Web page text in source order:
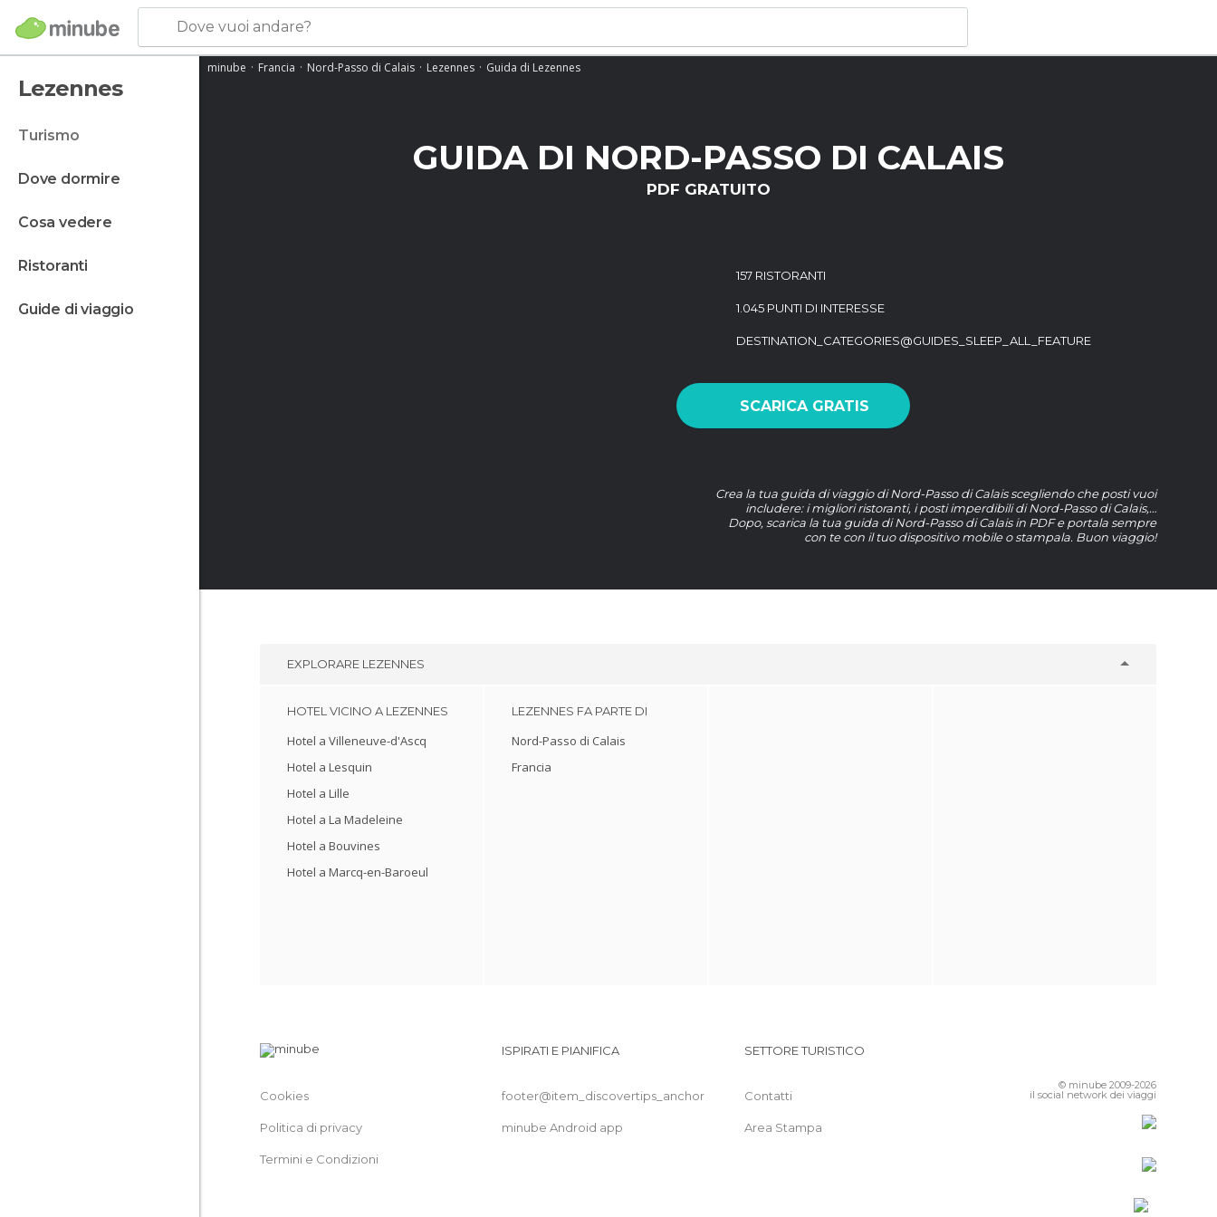
Dove vuoi andare?
Lezennes
turismo
dove dormire
cosa vedere
ristoranti
guide di viaggio
minube Francia Nord-Passo di Calais Lezennes Guida di Lezennes
GUIDA DI NORD-PASSO DI CALAIS
PDF GRATUITO
157 RISTORANTI
1.045 PUNTI DI INTERESSE
DESTINATION_CATEGORIES@GUIDES_SLEEP_ALL_FEATURE
SCARICA GRATIS
Crea la tua guida di viaggio di Nord-Passo di Calais scegliendo che posti vuoi
includere: i migliori ristoranti, i posti imperdibili di Nord-Passo di Calais,…
Dopo, scarica la tua guida di Nord-Passo di Calais in PDF e portala sempre
con te con il tuo dispositivo mobile o stampala. Buon viaggio!
EXPLORARE LEZENNES
HOTEL VICINO A LEZENNES
Hotel a Villeneuve-d'Ascq
Hotel a Lesquin
Hotel a Lille
Hotel a La Madeleine
Hotel a Bouvines
Hotel a Marcq-en-Baroeul
LEZENNES FA PARTE DI
Nord-Passo di Calais
Francia
Cookies
Politica di privacy
Termini e Condizioni
ISPIRATI E PIANIFICA
footer@item_discovertips_anchor
minube Android app
SETTORE TURISTICO
Contatti
Area Stampa
© minube 2009-2026
il social network dei viaggi